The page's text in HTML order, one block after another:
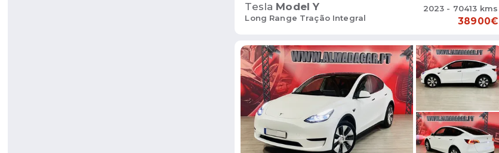
Tesla Model Y
Long Range Tração Integral
2023 - 70413 kms
38900€